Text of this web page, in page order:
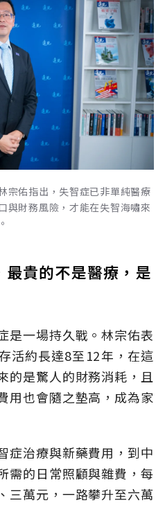
宗佑指出，失智症已非單純醫療
與財務風險，才能在失智海嘯來
貴的不是醫療，是
是一場持久戰。林宗佑表
活約長達8至12年，在這
的是驚人的財務消耗，且
用也會隨之墊高，成為家
症治療與新藥費用，到中
需的日常照顧與雜費，每
三萬元，一路攀升至六萬